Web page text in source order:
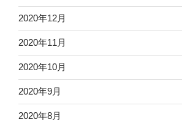
2020年12月
2020年11月
2020年10月
2020年9月
2020年8月